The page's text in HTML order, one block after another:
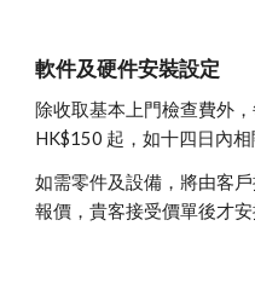
軟件及硬件安裝設定
除收取基本上門檢查費外
HK$150 起，如十四日內相
如需零件及設備，將由客
報價，貴客接受價單後才安